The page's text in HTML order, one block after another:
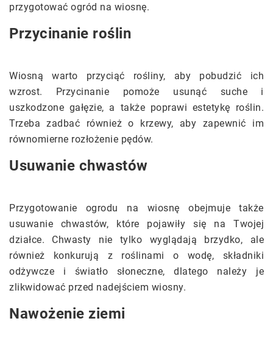
przygotować ogród na wiosnę.
Przycinanie roślin
Wiosną warto przyciąć rośliny, aby pobudzić ich
wzrost. Przycinanie pomoże usunąć suche i
uszkodzone gałęzie, a także poprawi estetykę roślin.
Trzeba zadbać również o krzewy, aby zapewnić im
równomierne rozłożenie pędów.
Usuwanie chwastów
Przygotowanie ogrodu na wiosnę obejmuje także
usuwanie chwastów, które pojawiły się na Twojej
działce. Chwasty nie tylko wyglądają brzydko, ale
również konkurują z roślinami o wodę, składniki
odżywcze i światło słoneczne, dlatego należy je
zlikwidować przed nadejściem wiosny.
Nawożenie ziemi